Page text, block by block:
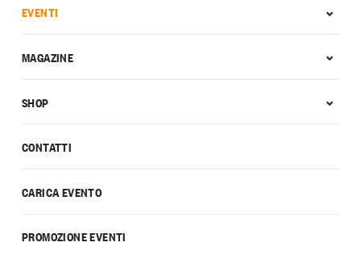
CONTATTI
CARICA EVENTO
PROMOZIONE EVENTI
EVENTI
MAGAZINE
SHOP